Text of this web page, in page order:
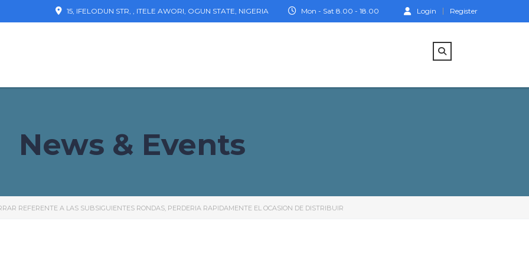
Login Register
Mon - Sat 8.00 - 18.00
15, IFELODUN STR, , ITELE AWORI, OGUN STATE, NIGERIA
News & Events
REFERENTE A LAS SUBSIGUIENTES RONDAS, PERDERIA RAPIDAMENTE EL OCASION DE DISTRIBUIR